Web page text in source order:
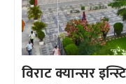
विराट क्यान्सर